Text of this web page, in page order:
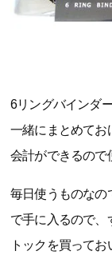
6リングバインダ
一緒にまとめてお
会計ができるので
毎日使うものなの
で手に入るので、
トックを買ってお